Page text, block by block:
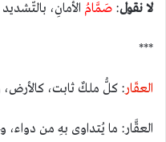
لا نقول: صَمَّامُ الأمانِ، بالتّشديد
***
العقَار: كلُّ ملكٌ ثابت، كالأرض،
العقَّار: ما يُتداوى بهِ من دواء،